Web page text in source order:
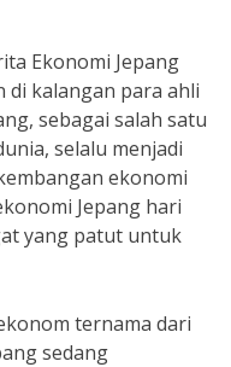
Ekonomi Jepang
di kalangan para ahli
sebagai salah satu
selalu menjadi
ekonomi
Jepang hari
yang patut untuk
ternama dari
sedang